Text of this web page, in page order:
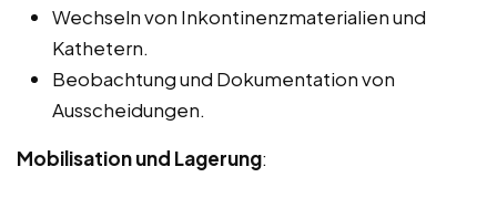
Wechseln von Inkontinenzmaterialien und
Kathetern.
Beobachtung und Dokumentation von
Ausscheidungen.
Mobilisation und Lagerung: